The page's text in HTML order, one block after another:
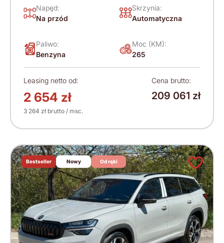
Napęd:
Na przód
Skrzynia:
Automatyczna
Paliwo:
Benzyna
Moc (KM):
265
Leasing netto od:
2 654 zł
3 264 zł brutto / msc.
Cena brutto:
209 061 zł
Bestseller Nowy Od ręki